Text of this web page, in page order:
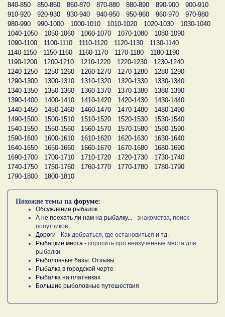
840-850
850-860 860-870 870-880 880-890 890-900
900-910
910-920
920-930 930-940 940-950 950-960 960-970
970-980
980-990
990-1000 1000-1010 1010-1020 1020-1030
1030-1040
1040-1050
1050-1060 1060-1070 1070-1080
1080-1090
1090-1100
1100-1110 1110-1120 1120-1130
1130-1140
1140-1150
1150-1160 1160-1170 1170-1180
1180-1190
1190-1200
1200-1210 1210-1220 1220-1230
1230-1240
1240-1250
1250-1260 1260-1270 1270-1280
1280-1290
1290-1300
1300-1310 1310-1320 1320-1330
1330-1340
1340-1350
1350-1360 1360-1370 1370-1380
1380-1390
1390-1400
1400-1410 1410-1420 1420-1430
1430-1440
1440-1450
1450-1460 1460-1470 1470-1480
1480-1490
1490-1500
1500-1510 1510-1520 1520-1530
1530-1540
1540-1550
1550-1560 1560-1570 1570-1580
1580-1590
1590-1600
1600-1610 1610-1620 1620-1630
1630-1640
1640-1650
1650-1660 1660-1670 1670-1680
1680-1690
1690-1700
1700-1710 1710-1720 1720-1730
1730-1740
1740-1750
1750-1760 1760-1770 1770-1780
1780-1790
1790-1800
1800-1810
Похожие темы на форуме:
Обсуждение рыбалок
А не поехать ли нам на рыбалку...
- знакомства, поиск
попутчиков
Дороги - Как добраться, где остановиться и тд.
Рыбацкие места - спросить про неизученные места для
рыбалки
Рыболовные базы. Отзывы.
Рыбалка в городской черте
Рыбалка на платниках
Большие рыболовные путешествия